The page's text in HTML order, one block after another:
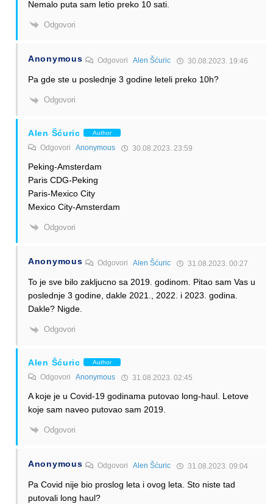
Nemalo puta sam letio preko 10 sati.
Odgovori
Anonymous OdgovoriAlen Šćuric 30.08.2023. 19:46
Pa gde ste u poslednje 3 godine leteli preko 10h?
Odgovori
Alen Šćuric Author
Odgovori Anonymous 30.08.2023. 23:59
Peking-Amsterdam
Paris CDG-Peking
Paris-Mexico City
Mexico City-Amsterdam
Odgovori
Anonymous OdgovoriAlen Šćuric 31.08.2023. 00:27
To je sve bilo zakljucno sa 2019. godinom. Pitao sam Vas u
poslednje 3 godine, dakle 2021., 2022. i 2023. godina.
Dakle? Nigde.
Odgovori
Alen Šćuric Author
Odgovori Anonymous 31.08.2023. 02:45
A koje je u Covid-19 godinama putovao long-haul. Letove
koje sam naveo putovao sam 2019.
Odgovori
Anonymous OdgovoriAlen Šćuric 31.08.2023. 09:04
Pa Covid nije bio proslog leta i ovog leta. Sto niste tad
putovali long haul?